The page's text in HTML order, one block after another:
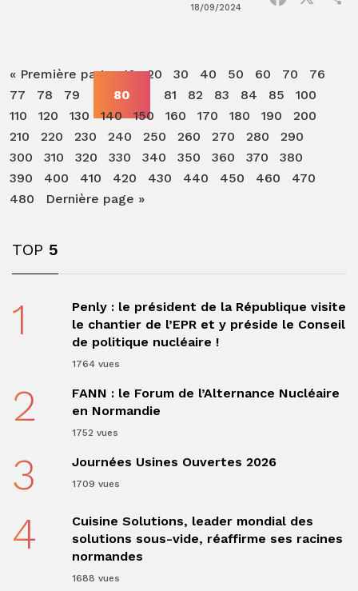
18/09/2024
« Première page 10 20 30 40 50 60 70
76
77
78 79 80 81 82 83 84 85
100
110
120 130 140 150 160 170 180 190
200
210
220 230 240 250 260 270 280
290
300
310 320 330 340 350 360 370
380
390
400 410 420 430 440 450 460
470
480
Dernière page »
TOP 5
1
Penly : le président de la République visite
le chantier de l’EPR et y préside le Conseil
de politique nucléaire !
1764 vues
2
FANN : le Forum de l’Alternance Nucléaire
en Normandie
1752 vues
3 Journées Usines Ouvertes 2026
1709 vues
4
Cuisine Solutions, leader mondial des
solutions sous-vide, réaffirme ses racines
normandes
1688 vues